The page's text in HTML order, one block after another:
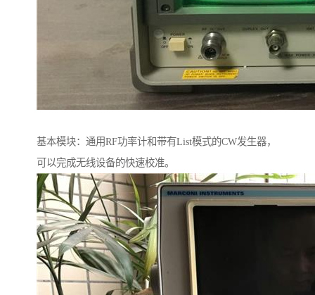
基本模块：通用RF功率计和带有List模式的CW发生器，
可以完成无线设备的快速校准。